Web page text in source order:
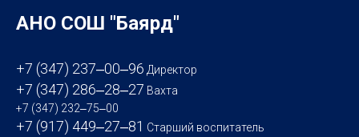
АНО СОШ "Баярд"
+7 (347) 237‒00‒96 Директор
+7 (347) 286‒28‒27 Вахта
+7 (347) 232‒75‒00
+7 (917) 449‒27‒81 Старший воспитатель